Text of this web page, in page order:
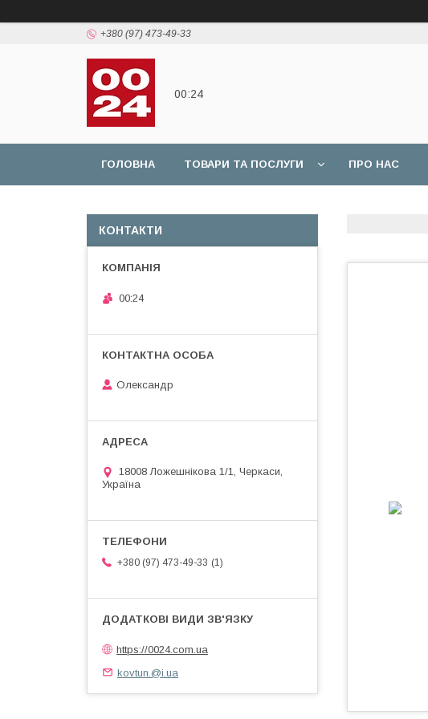
+380 (97) 473-49-33
00:24
ГОЛОВНА ТОВАРИ ТА ПОСЛУГИ ПРО НАС
КОНТАКТИ
00:24
Олександр
18008 Ложешнікова 1/1, Черкаси,
Україна
+380 (97) 473-49-33 1
https://0024.com.ua
kovtun.@i.ua